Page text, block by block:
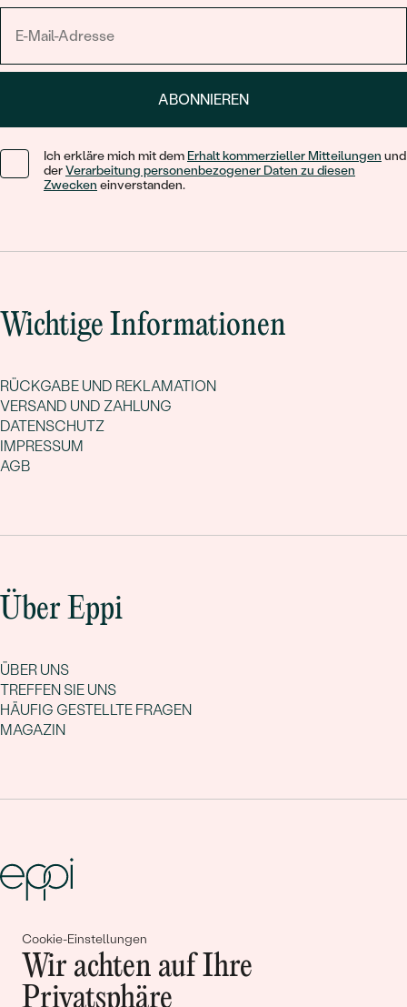
Cookie-Einstellungen
Wir achten auf Ihre
Privatsphäre
ABONNIEREN
Ich erkläre mich mit dem Erhalt kommerzieller Mitteilungen und
derVerarbeitung personenbezogener Daten zu diesen
Zwecken einverstanden.
Wichtige Informationen
RÜCKGABE UND REKLAMATION
VERSAND UND ZAHLUNG
DATENSCHUTZ
IMPRESSUM
AGB
Über Eppi
ÜBER UNS
TREFFEN SIE UNS
HÄUFIG GESTELLTE FRAGEN
MAGAZIN
Gemeinsam erschaffen wir
Geschichten von Schönheit und